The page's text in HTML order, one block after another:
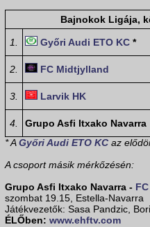
Bajnokok Ligája,
1. Győri Audi ETO KC *
2. FC Midtjylland
3. Larvik HK
4. Grupo Asfi Itxako Navarra
* AGyőri Audi ETO KC az
A csoport másik mérkőzésén:
Grupo Asfi Itxako Navarra -
szombat 19.15, Estella-Navarra
Játékvezetők: Sasa Pandzic,
ÉLŐben: www.ehftv.com